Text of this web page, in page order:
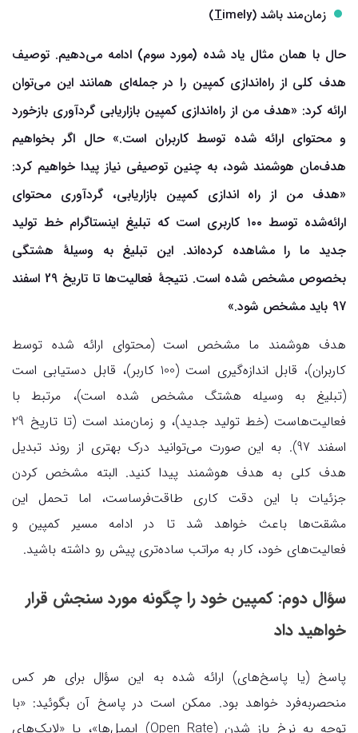
زمان‌مند باشد (
Timely)
حال با همان مثال یاد شده (مورد سوم) ادامه می‌دهیم. توصیف
هدف کلی از راه‌اندازی کمپین را در جمله‌ای همانند این می‌توان
ارائه کرد: «هدف من از راه‌اندازی کمپین بازاریابی گردآوری بازخورد
و محتوای ارائه شده توسط کاربران است.» حال اگر بخواهیم
هدف‌مان هوشمند شود، به چنین توصیفی نیاز پیدا خواهیم کرد:
«هدف من از راه اندازی کمپین بازاریابی، گردآوری محتوای
ارائه‌شده توسط ۱۰۰ کاربری است که تبلیغ اینستاگرام خط تولید
جدید ما را مشاهده کرده‌اند. این تبلیغ به وسیلهٔ هشتگی
بخصوص مشخص شده است. نتیجهٔ فعالیت‌ها تا تاریخ 29 اسفند
97 باید مشخص شود.»
هدف هوشمند ما مشخص است (محتوای ارائه شده توسط
کاربران)، قابل اندازه‌گیری است (100 کاربر)، قابل دستیابی است
(تبلیغ به وسیله هشتگ مشخص شده است)، مرتبط با
فعالیت‌هاست (خط تولید جدید)، و زمان‌مند است (تا تاریخ 29
اسفند 97). به این صورت می‌توانید درک بهتری از روند تبدیل
هدف کلی به هدف هوشمند پیدا کنید. البته مشخص کردن
جزئیات با این دقت کاری طاقت‌فرساست، اما تحمل این
مشقت‌ها باعث خواهد شد تا در ادامه مسیر کمپین و
فعالیت‌های خود، کار به مراتب ساده‌تری پیش رو داشته باشید.
سؤال دوم: کمپین خود را چگونه مورد سنجش قرار
خواهید داد
پاسخ (یا پاسخ‌های) ارائه شده به این سؤال برای هر کس
منحصربه‌فرد خواهد بود. ممکن است در پاسخ آن بگوئید: «با
توجه به نرخ باز شدن (Open Rate) ایمیل‌ها»، یا «لایک‌های